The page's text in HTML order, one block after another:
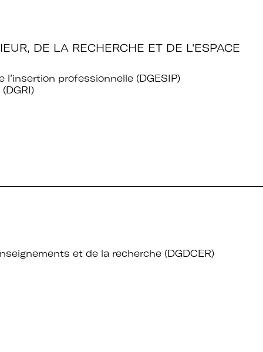
Université + Culture, c’est :
DE LA RECHERCHE ET DE L'ESPACE
professionnelle (DGESIP)
et de la recherche (DGDCER)